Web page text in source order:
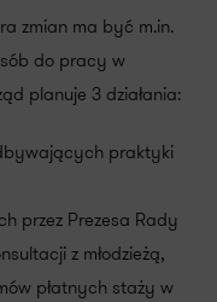
zmian ma być m.in.
do pracy w
planuje 3 działania:
praktyki
przez Prezesa Rady
z młodzieżą,
płatnych staży w